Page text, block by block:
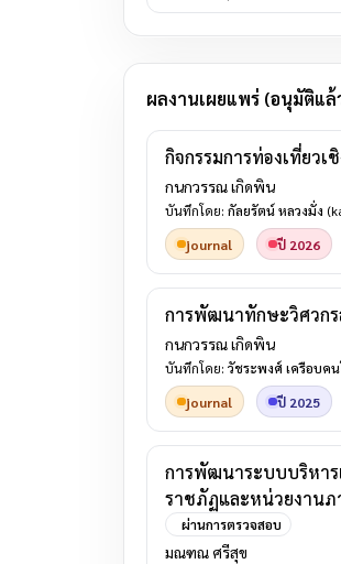
ผลงานเผยแพร่ (อนุมัติแล้
กิจกรรมการท่องเที่ยว
กนกวรรณ เกิดพิน
บันทึกโดย: กัลยรัตน์ หลวงมั่ง
journal
ปี 2026
การพัฒนาทักษะวิศวก
กนกวรรณ เกิดพิน
บันทึกโดย: วัชระพงศ์ เครือบค
journal
ปี 2025
การพัฒนาระบบบริหาร
ราชภัฏและหน่วยงานภ
ผ่านการตรวจสอบ
มณฑณ ศรีสุข